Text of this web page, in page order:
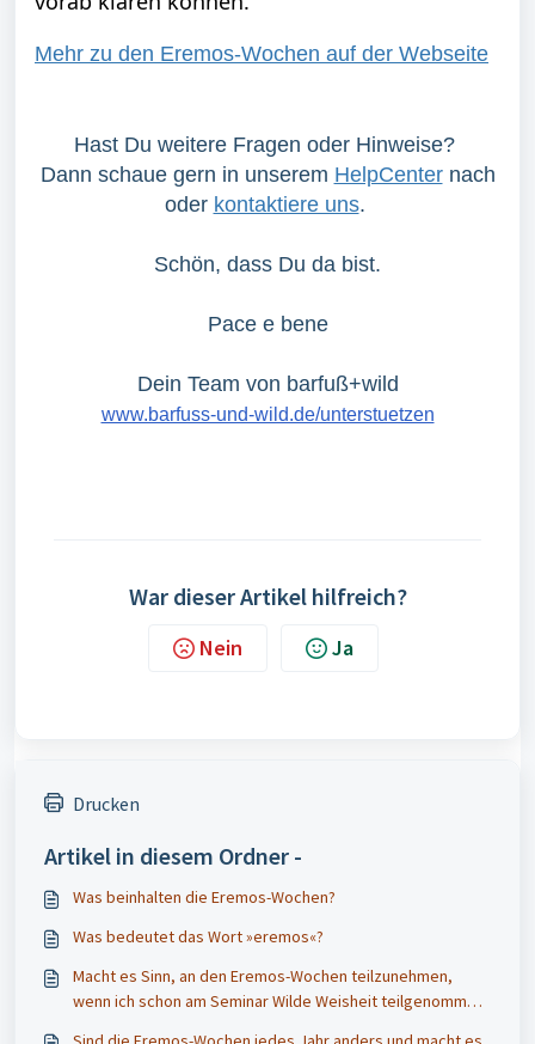
Mehr zu den Eremos-Wochen auf der Webseite
Hast Du weitere Fragen oder Hinweise?
Dann schaue gern in unserem HelpCenternach
oder kontaktiere uns.
Schön, dass Du da bist.
Pace e bene
Dein Team von barfuß+wild
www.barfuss-und-wild.de/unterstuetzen
War dieser Artikel hilfreich?
Nein Ja
Drucken
Artikel in diesem Ordner -
Was beinhalten die Eremos-Wochen?
Was bedeutet das Wort »eremos«?
Macht es Sinn, an den Eremos-Wochen teilzunehmen,
wenn ich schon am Seminar Wilde Weisheit teilgenommen